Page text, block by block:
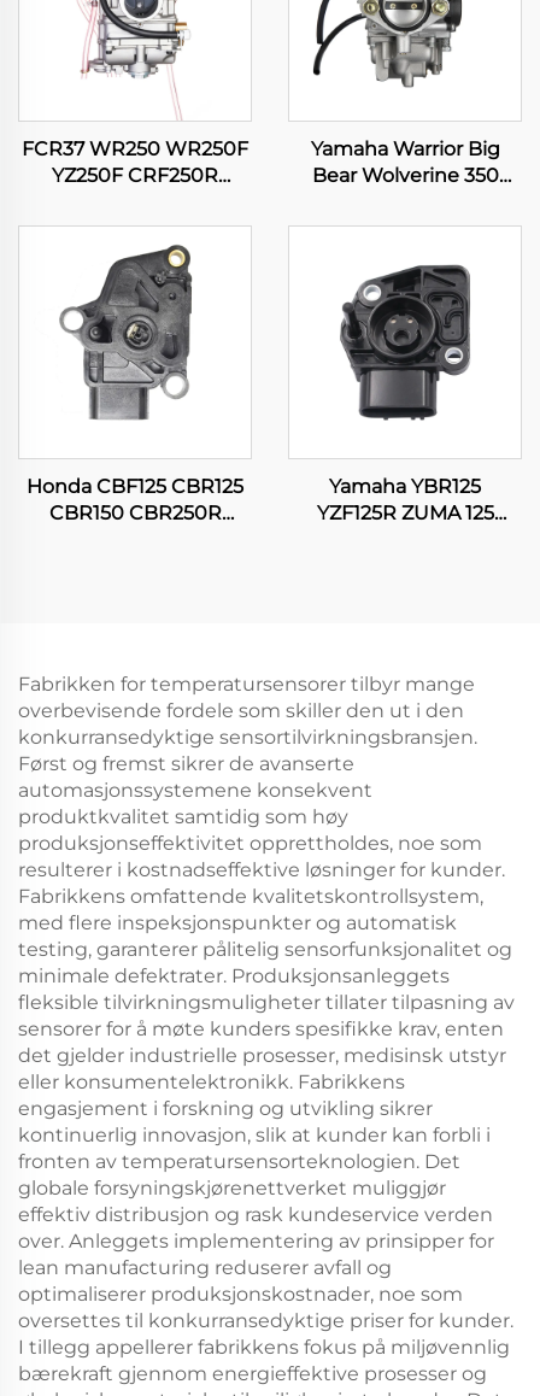
FCR37 WR250 WR250F
YZ250F CRF250R
KX250F Motorsykkel
Karburator
Yamaha Warrior Big
Bear Wolverine 350
YFM400 ATV Quad
Honda CBF125 CBR125
CBR150 CBR250R
Yamaha YBR125
YZF125R ZUMA 125
Fabrikken for temperatursensorer tilbyr mange
overbevisende fordele som skiller den ut i den
konkurransedyktige sensortilvirkningsbransjen.
Først og fremst sikrer de avanserte
automasjonssystemene konsekvent
produktkvalitet samtidig som høy
produksjonseffektivitet opprettholdes, noe som
resulterer i kostnadseffektive løsninger for kunder.
Fabrikkens omfattende kvalitetskontrollsystem,
med flere inspeksjonspunkter og automatisk
testing, garanterer pålitelig sensorfunksjonalitet og
minimale defektrater. Produksjonsanleggets
fleksible tilvirkningsmuligheter tillater tilpasning av
sensorer for å møte kunders spesifikke krav, enten
det gjelder industrielle prosesser, medisinsk utstyr
eller konsumentelektronikk. Fabrikkens
engasjement i forskning og utvikling sikrer
kontinuerlig innovasjon, slik at kunder kan forbli i
fronten av temperatursensorteknologien. Det
globale forsyningskjørenettverket muliggjør
effektiv distribusjon og rask kundeservice verden
over. Anleggets implementering av prinsipper for
lean manufacturing reduserer avfall og
optimaliserer produksjonskostnader, noe som
oversettes til konkurransedyktige priser for kunder.
I tillegg appellerer fabrikkens fokus på miljøvennlig
bærekraft gjennom energieffektive prosesser og